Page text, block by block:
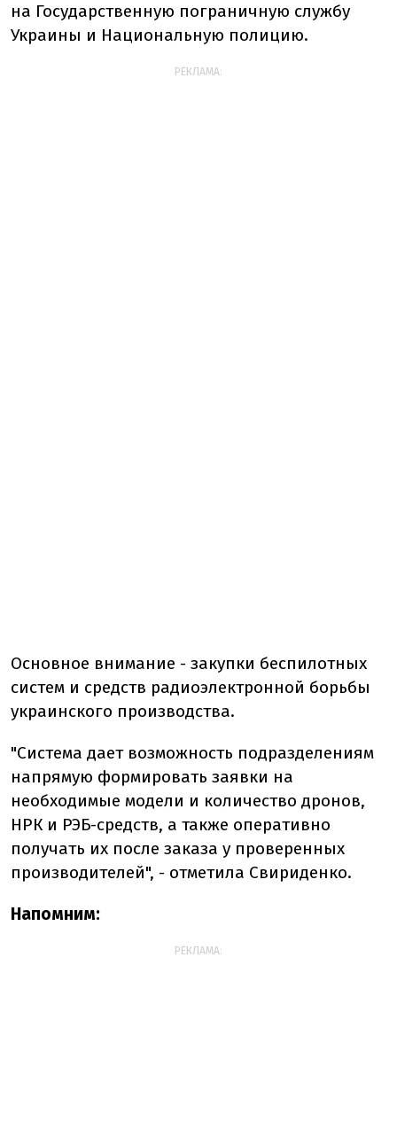
на Государственную пограничную службу
Украины и Национальную полицию.
РЕКЛАМА:
Основное внимание - закупки беспилотных
систем и средств радиоэлектронной борьбы
украинского производства.
"Система дает возможность подразделениям
напрямую формировать заявки на
необходимые модели и количество дронов,
НРК и РЭБ-средств, а также оперативно
получать их после заказа у проверенных
производителей", - отметила Свириденко.
Напомним:
РЕКЛАМА: